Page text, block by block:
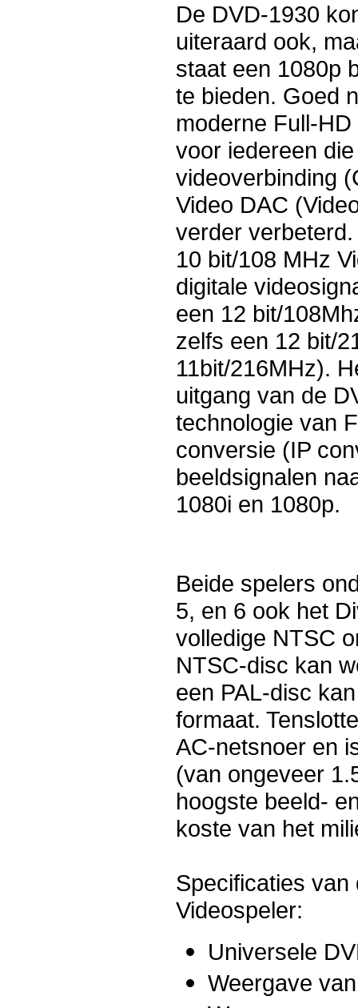
De DVD-1930
uiteraard ook,
staat een 1080p
te bieden. Goed
moderne Full-
voor iedereen
videoverbinding
Video DAC
verder
10 bit/108 MHz
digitale
een 12 bit/
zelfs een 12 bit/
11bit/216MHz).
uitgang van de
technologie van
conversie (IP
beeldsignalen
1080i en 1080p.
Beide spelers
5, en 6 ook het
volledige NTSC
NTSC-disc kan
een PAL-disc
formaat.
AC-netsnoer en
(van ongeveer
hoogste beeld-
koste van het
Specificaties
Videospeler:
Universele
Weergave